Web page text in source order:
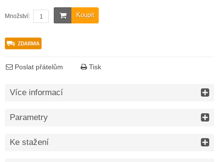
Koupit
Množství:
Poslat přátelům Tisk
Více informací
Parametry
Ke stažení